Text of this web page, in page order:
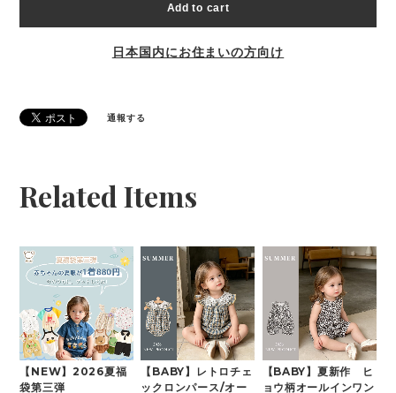
Add to cart
日本国内にお住まいの方向け
通報する
Related Items
【NEW】2026夏福
袋第三弾
【BABY】レトロチェ
ックロンパース/オー
【BABY】夏新作 ヒ
ョウ柄オールインワン